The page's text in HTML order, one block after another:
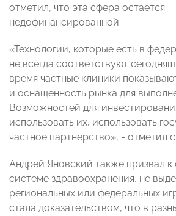
отметил, что эта сфера остается
недофинансированной.
«Технологии, которые есть в
не всегда соответствуют
время частные клиники
и оснащенность рынка для
Возможностей для
использовать их, использовать
частное партнерство», - отметил
Андрей Яновский также призвал
системе здравоохранения, не
региональных или федеральных
стала доказательством, что в